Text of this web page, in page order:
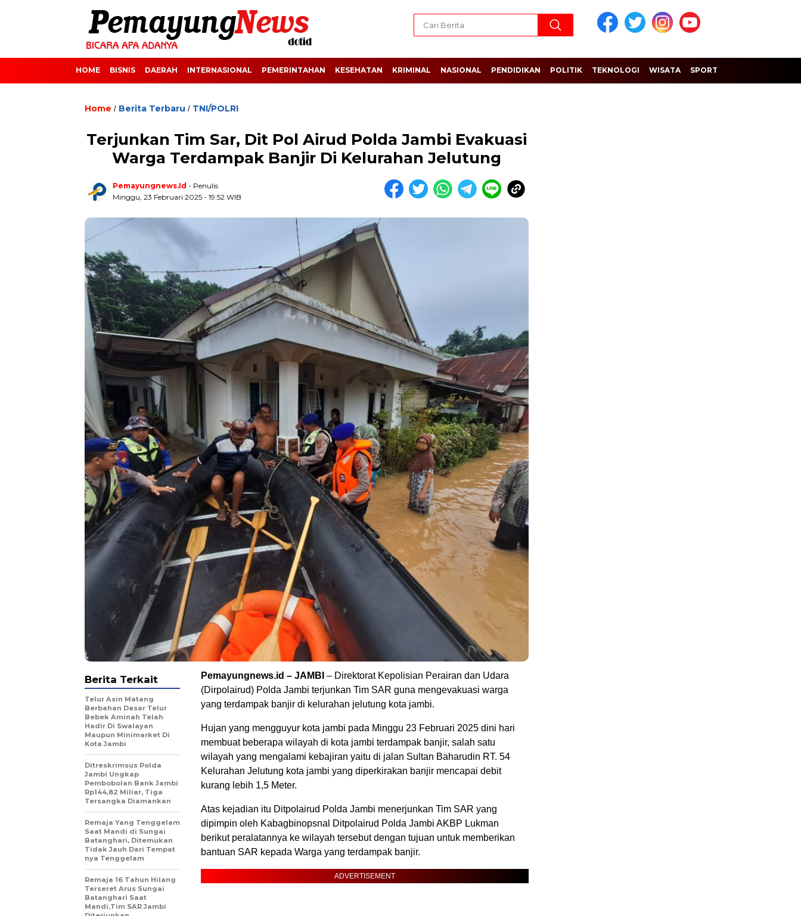
HOME BISNIS DAERAH INTERNASIONAL PEMERINTAHAN KESEHATAN KRIMINAL NASIONAL PENDIDIKAN POLITIK TEKNOLOGI WISATA SPORT
Home / Berita Terbaru / TNI/POLRI
Terjunkan Tim Sar, Dit Pol Airud Polda Jambi Evakuasi
Warga Terdampak Banjir Di Kelurahan Jelutung
Pemayungnews.id - Penulis
Minggu, 23 Februari 2025 - 19:52 WIB
Pemayungnews.id – JAMBI – Direktorat Kepolisian Perairan dan Udara
(Dirpolairud) Polda Jambi terjunkan Tim SAR guna mengevakuasi warga
yang terdampak banjir di kelurahan jelutung kota jambi.
Hujan yang mengguyur kota jambi pada Minggu 23 Februari 2025 dini hari
membuat beberapa wilayah di kota jambi terdampak banjir, salah satu
wilayah yang mengalami kebajiran yaitu di jalan Sultan Baharudin RT. 54
Kelurahan Jelutung kota jambi yang diperkirakan banjir mencapai debit
kurang lebih 1,5 Meter.
Atas kejadian itu Ditpolairud Polda Jambi menerjunkan Tim SAR yang
dipimpin oleh Kabagbinopsnal Ditpolairud Polda Jambi AKBP Lukman
berikut peralatannya ke wilayah tersebut dengan tujuan untuk memberikan
bantuan SAR kepada Warga yang terdampak banjir.
ADVERTISEMENT
Berita Terkait
Telur Asin Matang
Berbahan Dasar Telur
Bebek Aminah Telah
Hadir Di Swalayan
Maupun Minimarket Di
Kota Jambi
Ditreskrimsus Polda
Jambi Ungkap
Pembobolan Bank Jambi
Rp144,82 Miliar, Tiga
Tersangka Diamankan
Remaja Yang Tenggelam
Saat Mandi di Sungai
Batanghari, Ditemukan
Tidak Jauh Dari Tempat
nya Tenggelam
Remaja 16 Tahun Hilang
Terseret Arus Sungai
Batanghari Saat
Mandi,Tim SAR Jambi